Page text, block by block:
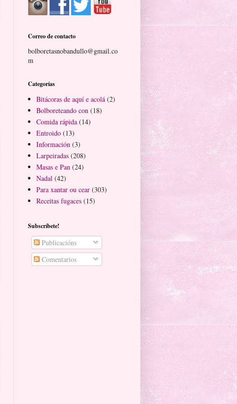
Correo de contacto
bolboretasnobandullo@gmail.co
m
Categorías
Bitácoras de aquí e acolá (2)
Bolboreteando con (18)
Comida rápida (14)
Entroido (13)
Información (3)
Larpeiradas (208)
Masas e Pan (24)
Nadal (42)
Para xantar ou cear (303)
Receitas fugaces (15)
Subscríbete!
Publicacións
Comentarios